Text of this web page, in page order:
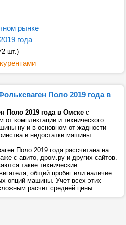
рынке
года
шт.)
Поло 2019 года в
Поло 2019 года в Омске с
от комплектации и технического
ну и в основном от жадности
и недостатки машины.
Поло 2019 года рассчитана на
с авито, дром.ру и других сайтов.
такие технические
общий пробег или наличие
опций машины. Учет всех этих
расчет средней цены.